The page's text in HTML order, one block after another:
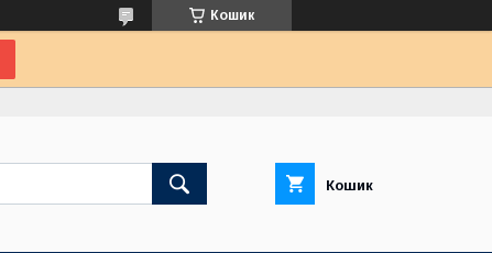
Кошик
Кошик